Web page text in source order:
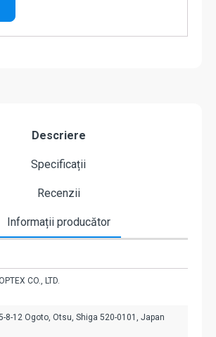
Descriere
Specificații
Recenzii
Informații producător
CO., LTD.
8-12 Ogoto, Otsu, Shiga 520-0101, Japan